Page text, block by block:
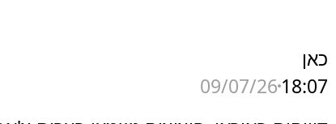
כאן
18:07
09/07/26